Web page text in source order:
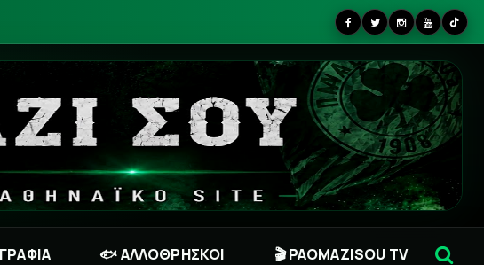
🐟 ΑΛΛΟΘΡΗΣΚΟΙ 🎬 PAOMAZISOU TV